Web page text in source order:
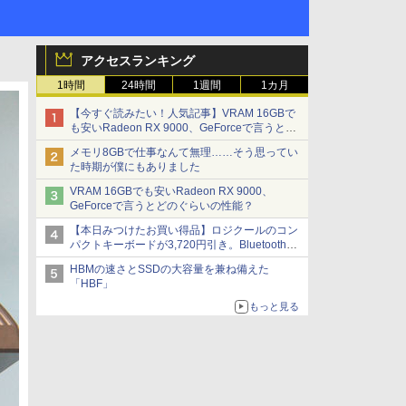
アクセスランキング
1時間 24時間 1週間 1カ月
【今すぐ読みたい！人気記事】VRAM 16GBで
も安いRadeon RX 9000、GeForceで言うとど
のぐらいの性能？ - PC Watch
メモリ8GBで仕事なんて無理……そう思ってい
た時期が僕にもありました
VRAM 16GBでも安いRadeon RX 9000、
GeForceで言うとどのぐらいの性能？
【本日みつけたお買い得品】ロジクールのコン
パクトキーボードが3,720円引き。Bluetoothで3
台接続対応
HBMの速さとSSDの大容量を兼ね備えた
「HBF」
もっと見る